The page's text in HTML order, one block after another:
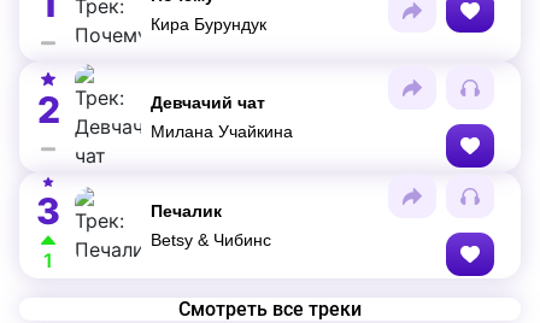
Кира Бурундук
2
Девчачий чат
Милана Учайкина
3
1
Печалик
Betsy & Чибинс
Смотреть все треки